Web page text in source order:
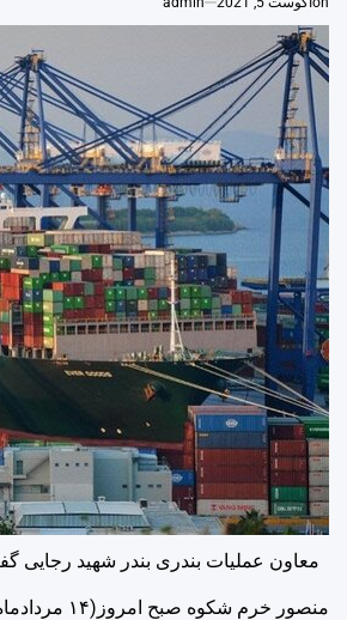
معاون عملیات بندری بندر شهید رجایی گفت: از ابتدای سال تاکنون یک
منصور